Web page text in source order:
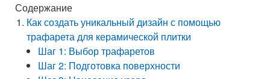
Содержание
Как создать уникальный дизайн с помощью
трафарета для керамической плитки
Шаг 1: Выбор трафаретов
Шаг 2: Подготовка поверхности